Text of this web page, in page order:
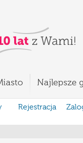
Najlepsze
Rejestracja